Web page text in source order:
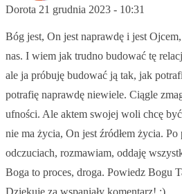
Dorota 21 grudnia 2023 - 10:31
Bóg jest, On jest naprawdę i jest
nas. I wiem jak trudno budować tę
ale ja próbuję budować ją tak, jak
potrafię naprawdę niewiele. Ciągle
ufności. Ale aktem swojej woli chcę
nie ma życia, On jest źródłem życia.
odczuciach, rozmawiam, oddaję
Boga to proces, droga. Powiedz Bogu
Dziękuję za wspaniały komentarz! :)